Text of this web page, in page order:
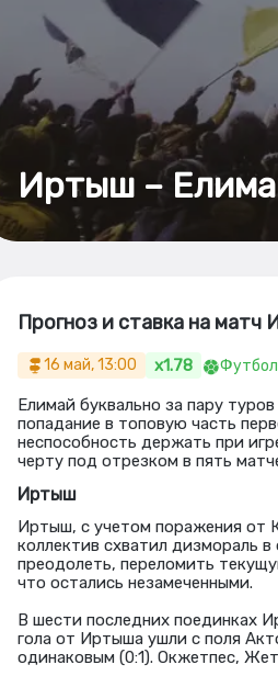
Иртыш –
Прогноз и ставка на
16 май, 13:00 x1.78 Футбол
Елимай буквально за пару
попадание в топовую часть
неспособность держать при
черту под отрезком в пять
Иртыш
Иртыш, с учетом поражения от
коллектив схватил дизмораль
преодолеть, переломить
что остались незамеченными.
В шести последних поединках
гола от Иртыша ушли с поля
одинаковым (0:1). Окжетпес,